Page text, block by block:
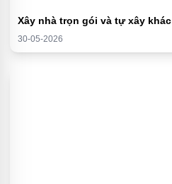
Xây nhà trọn gói và tự xây
30-05-2026